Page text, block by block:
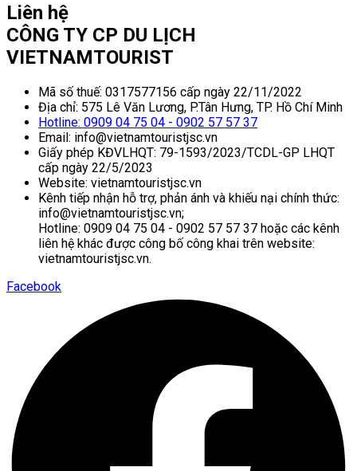
Liên hệ
CÔNG TY CP DU LỊCH
VIETNAMTOURIST
Mã số thuế: 0317577156 cấp ngày 22/11/2022
Địa chỉ: 575 Lê Văn Lương, P.Tân Hưng, TP. Hồ Chí Minh
Hotline: 0909 04 75 04 - 0902 57 57 37
Email: info@vietnamtouristjsc.vn
Giấy phép KĐVLHQT: 79-1593/2023/TCDL-GP LHQT
cấp ngày 22/5/2023
Website: vietnamtouristjsc.vn
Kênh tiếp nhận hỗ trợ, phản ánh và khiếu nại chính thức:
info@vietnamtouristjsc.vn;
Hotline: 0909 04 75 04 - 0902 57 57 37 hoặc các kênh
liên hệ khác được công bố công khai trên website:
vietnamtouristjsc.vn.
Facebook